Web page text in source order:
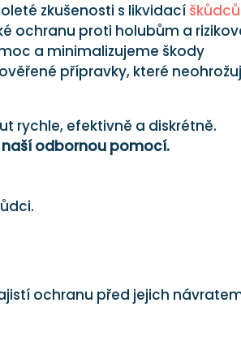
zkušenosti s likvidací škůdců
ochranu proti holubům a
a minimalizujeme škody
přípravky, které
rychle, efektivně a diskrétně.
naší odbornou pomocí.
ochranu před jejich